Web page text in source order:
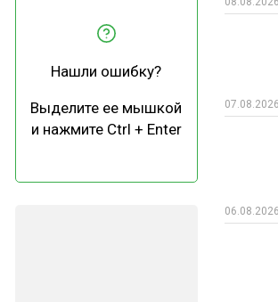
ДИСКУССИЯ
ИТОГИ
Нашли ошибку?
Выделите ее мышкой
и нажмите Ctrl + Enter
07.08.2026
06.08.2026